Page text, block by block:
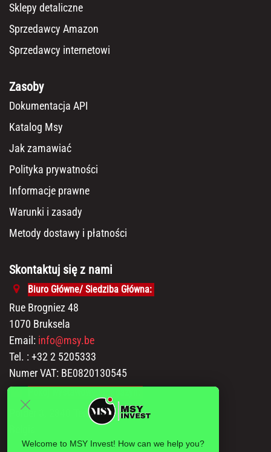
Sklepy detaliczne
Sprzedawcy Amazon
Sprzedawcy internetowi
Zasoby
Dokumentacja API
Katalog Msy
Jak zamawiać
Polityka prywatności
Informacje prawne
Warunki i zasady
Metody dostawy i płatności
Skontaktuj się z nami
Biuro Główne/ Siedziba Główna:
Rue Brogniez 48
1070 Bruksela
Email: info@msy.be
Tel. : +32 2 5205333
Numer VAT: BE0820130545
Polder 3, 2840 Terhagen(Rumst)
Welcome to MSY Invest! How can we help you?